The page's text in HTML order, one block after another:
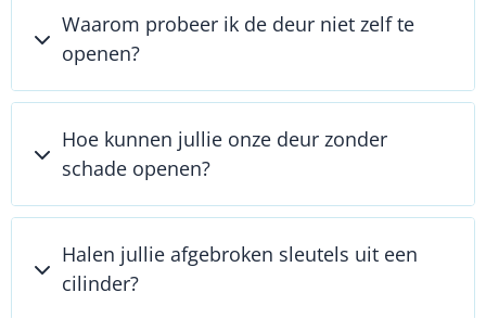
Waarom probeer ik de deur niet zelf te
openen?
Hoe kunnen jullie onze deur zonder
schade openen?
Halen jullie afgebroken sleutels uit een
cilinder?